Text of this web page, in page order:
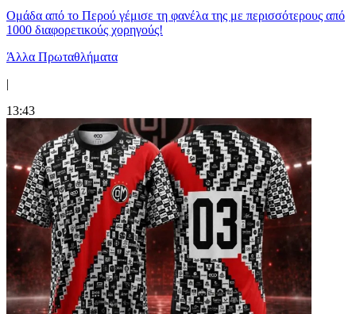
Ομάδα από το Περού γέμισε τη φανέλα της με περισσότερους από
1000 διαφορετικούς χορηγούς!
Άλλα Πρωταθλήματα
|
13:43